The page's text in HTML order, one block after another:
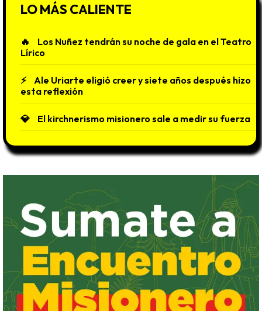
LO MÁS CALIENTE
Los Nuñez tendrán su noche de gala en el Teatro
Lírico
Ale Uriarte eligió creer y siete años después hizo
esta reflexión
El kirchnerismo misionero sale a medir su fuerza